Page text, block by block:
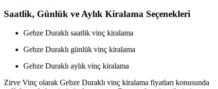
Saatlik, Günlük ve Aylık Kiralama Seçenekleri
Gebze Duraklı saatlik vinç kiralama
Gebze Duraklı günlük vinç kiralama
Gebze Duraklı aylık vinç kiralama
Zirve Vinç olarak Gebze Duraklı vinç kiralama fiyatları konusunda